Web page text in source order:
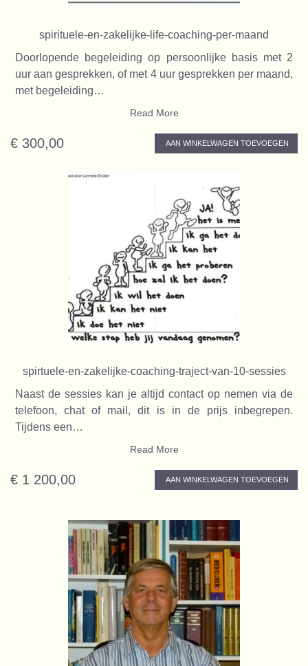
spirituele-en-zakelijke-life-coaching-per-maand
Doorlopende begeleiding op persoonlijke basis met 2
uur aan gesprekken, of met 4 uur gesprekken per maand,
met begeleiding…
Read More
€ 300,00 AAN WINKELWAGEN TOEVOEGEN
spirtuele-en-zakelijke-coaching-traject-van-10-sessies
Naast de sessies kan je altijd contact op nemen via de
telefoon, chat of mail, dit is in de prijs inbegrepen.
Tijdens een…
Read More
€ 1 200,00 AAN WINKELWAGEN TOEVOEGEN